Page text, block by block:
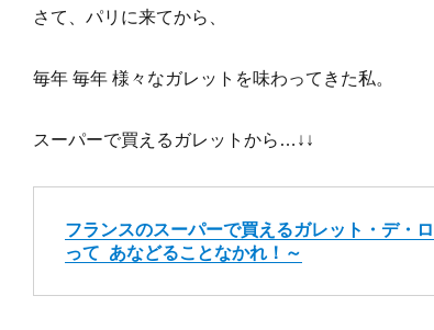
さて、パリに来てから、
毎年 毎年 様々なガレットを味わってきた私。
スーパーで買えるガレットから…↓↓
フランスのスーパーで買えるガレット・デ・
って あなどることなかれ！～